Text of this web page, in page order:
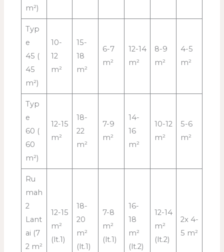
m²)
Typ
e
45 (
45
m²)
10-
12
m²
15-
18
m²
6-7
m²
12-14
m²
8-9
m²
4-5
m²
Typ
e
60 (
60
m²)
12-15
m²
18-
22
m²
7-9
m²
14-
16
m²
10-12
m²
5-6
m²
Ru
mah
2
Lant
ai (7
2 m²
12-15
m²
(lt.1)
18-
20
m²
(lt.1)
7-8
m²
(lt.1)
16-
18
m²
(lt.2)
12-14
m²
(lt.2)
2x 4-
5 m²